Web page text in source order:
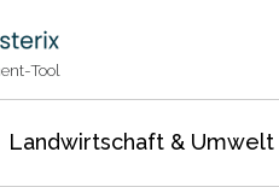
Tool
Landwirtschaft & Umwelt